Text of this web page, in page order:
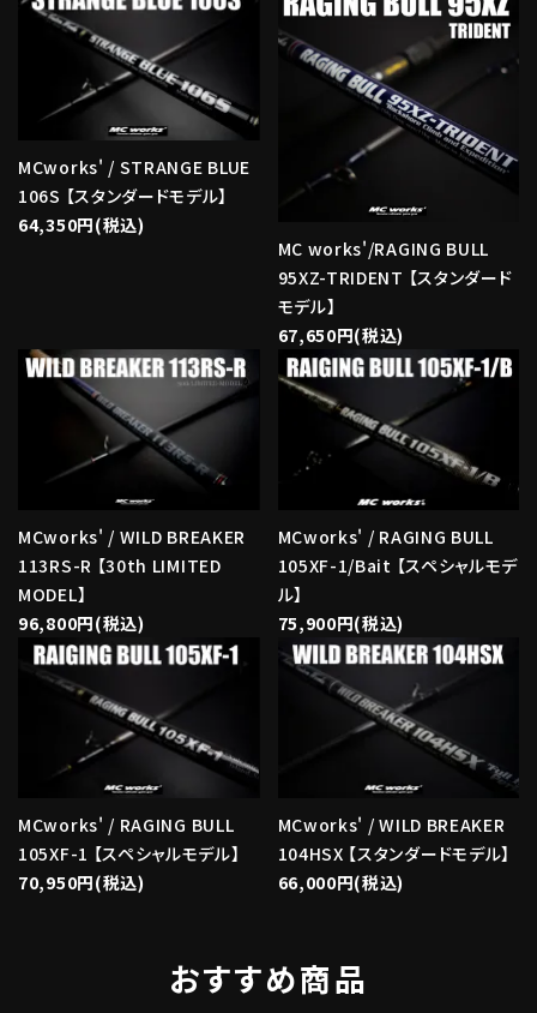
MCworks' / STRANGE BLUE
106S 【スタンダードモデル】
64,350円(税込)
MC works'/RAGING BULL
95XZ-TRIDENT 【スタンダード
モデル】
67,650円(税込)
MCworks' / WILD BREAKER
113RS-R 【30th LIMITED
MODEL】
96,800円(税込)
MCworks' / RAGING BULL
105XF-1/Bait 【スペシャルモデ
ル】
75,900円(税込)
MCworks' / RAGING BULL
105XF-1 【スペシャルモデル】
70,950円(税込)
MCworks' / WILD BREAKER
104HSX 【スタンダードモデル】
66,000円(税込)
おすすめ商品